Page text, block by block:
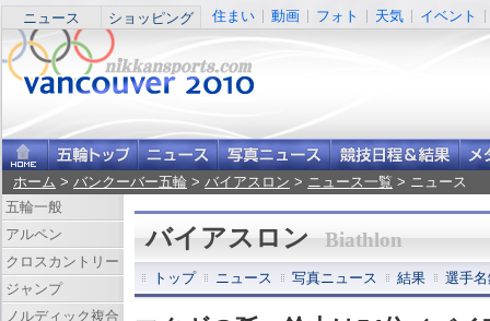
ニュース ショッピング 住まい 動画 フォト 天気 イベント
ホーム > バンクーバー五輪 > バイアスロン > ニュース一覧 > ニュース
バイアスロン Biathlon
トップ ニュース 写真ニュース 結果 選手
五輪一般
アルペン
クロスカントリー
ジャンプ
ノルディック複合